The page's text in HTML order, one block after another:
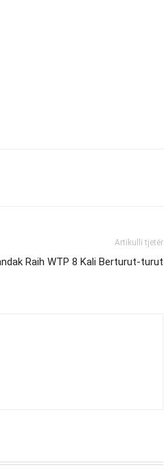
Artikulli tjetër
Raih WTP 8 Kali Berturut-turut